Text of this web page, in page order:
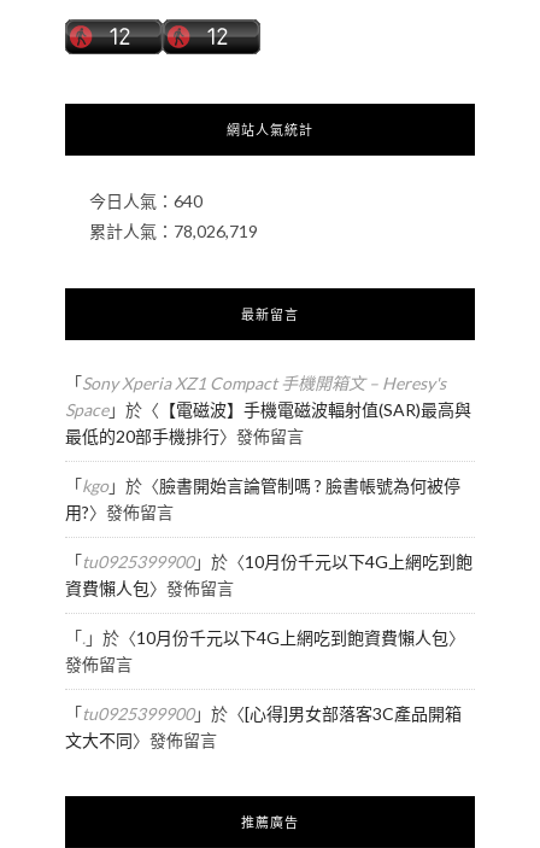
網站人氣統計
今日人氣： 640
累計人氣： 78,026,719
最新留言
「Sony Xperia XZ1 Compact 手機開箱文 – Heresy's
Space」於〈 【電磁波】手機電磁波輻射值(SAR)最高與
最低的20部手機排行〉發佈留言
「kgo」於〈臉書開始言論管制嗎 ? 臉書帳號為何被停
用?〉發佈留言
「tu0925399900」於〈10月份千元以下4G上網吃到飽
資費懶人包〉發佈留言
「.」於〈10月份千元以下4G上網吃到飽資費懶人包〉
發佈留言
「tu0925399900」於〈[心得]男女部落客3C產品開箱
文大不同〉發佈留言
推薦廣告